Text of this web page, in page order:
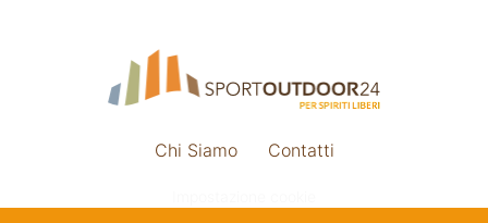
Chi Siamo Contatti